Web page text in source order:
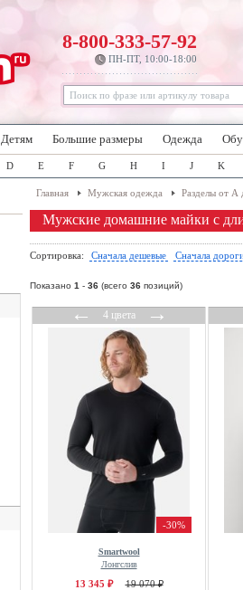
8-800-333-57-92
ПН-ПТ, 10:00-18:00
Детям Большие размеры Одежда
D E F G H I J K
Главная Мужская одежда Разделы от А
Мужские домашние майки с
Сортировка: Сначала дешевые Сначала
Показано 1 - 36 (всего 36 позиций)
←4 цвета→
-30%
Smartwool
Лонгслив
13 345 ₽ 19 070 ₽